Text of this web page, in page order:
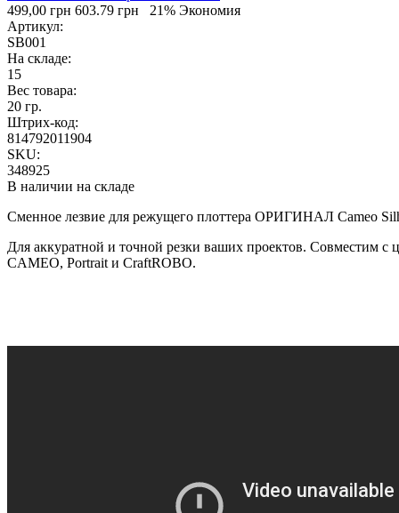
499,00 грн 603.79 грн
21% Экономия
Артикул:
SB001
На складе:
15
Вес товара:
20 гр.
Штрих-код:
814792011904
SKU:
348925
В наличии на складе
Сменное лезвие для режущего плоттера ОРИГИНАЛ Cameo
Для аккуратной и точной резки ваших проектов. Совместим с
CAMEO, Portrait и CraftROBO.